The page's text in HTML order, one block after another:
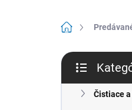
Domov
B
č
kategórie
Čistiace